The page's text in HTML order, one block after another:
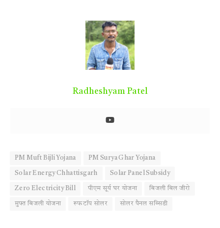
Radheshyam Patel
PM Muft Bijli Yojana PM Surya Ghar Yojana
Solar Energy Chhattisgarh Solar Panel Subsidy
Zero Electricity Bill पीएम सूर्य घर योजना बिजली बिल जीरो
मुफ्त बिजली योजना रूफटॉप सोलर सोलर पैनल सब्सिडी